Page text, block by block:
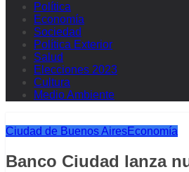
Política
Economía
Sociedad
Política Exterior
Salud
Elecciones 2023
Cultura
Medio Ambiente
Ciudad de Buenos AiresEconomía
Banco Ciudad lanza